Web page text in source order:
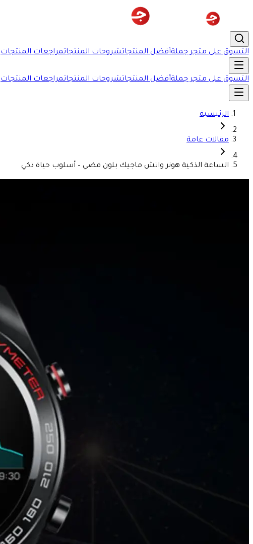
التسوق على متجر جملةأفضل المنتجاتشروحات المنتجاتمراجعات المنتجات
التسوق على متجر جملةأفضل المنتجاتشروحات المنتجاتمراجعات المنتجات
الرئيسية
مقالات عامة
الساعة الذكية هونر واتش ماجيك بلون فضي – أسلوب حياة ذكي